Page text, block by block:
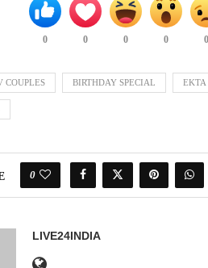
0 0 0 0
COUPLES BIRTHDAY SPECIAL EKTA
0
LIVE24INDIA